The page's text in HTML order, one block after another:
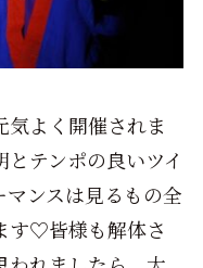
気よく開催されま
テンポの良いツイ
ンスは見るもの全
す♡皆様も解体さ